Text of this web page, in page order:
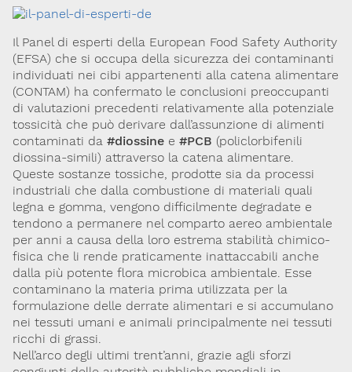
Il Panel di esperti della European Food Safety Authority
(EFSA) che si occupa della sicurezza dei contaminanti
individuati nei cibi appartenenti alla catena alimentare
(CONTAM) ha confermato le conclusioni preoccupanti
di valutazioni precedenti relativamente alla potenziale
tossicità che può derivare dall’assunzione di alimenti
contaminati da #diossine e #PCB (policlorbifenili
diossina-simili) attraverso la catena alimentare.
Queste sostanze tossiche, prodotte sia da processi
industriali che dalla combustione di materiali quali
legna e gomma, vengono difficilmente degradate e
tendono a permanere nel comparto aereo ambientale
per anni a causa della loro estrema stabilità chimico-
fisica che li rende praticamente inattaccabili anche
dalla più potente flora microbica ambientale. Esse
contaminano la materia prima utilizzata per la
formulazione delle derrate alimentari e si accumulano
nei tessuti umani e animali principalmente nei tessuti
ricchi di grassi.
Nell’arco degli ultimi trent’anni, grazie agli sforzi
Via Giovanni Pascoli, 3
20129, Milano
C.F. 96330980580
P.I. 06792491000
Codice SDI: M5UXCR1
T. 02-29520311
M. Segreteria@sitox.org
Link utili
La Società
Documenti Eventi
Lavoro e Studio Blog English